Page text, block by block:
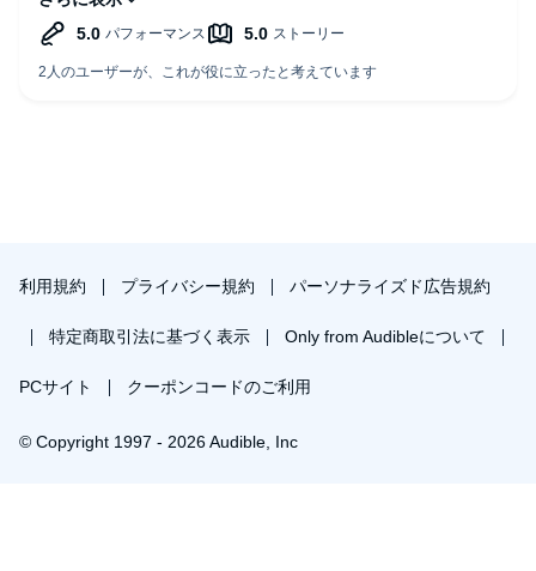
利用規約 プライバシー規約 パーソナライズド広告規約
特定商取引法に基づく表示 Only from Audibleについて
PCサイト クーポンコードのご利用
© Copyright 1997 - 2026 Audible, Inc